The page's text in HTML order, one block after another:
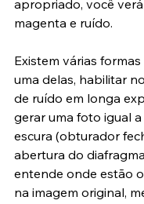
quando você baixar
apropriado, você
Existem várias
uma delas, habilitar
de ruído em longa
gerar uma foto igual
escura (obturador
abertura do
entende onde estão